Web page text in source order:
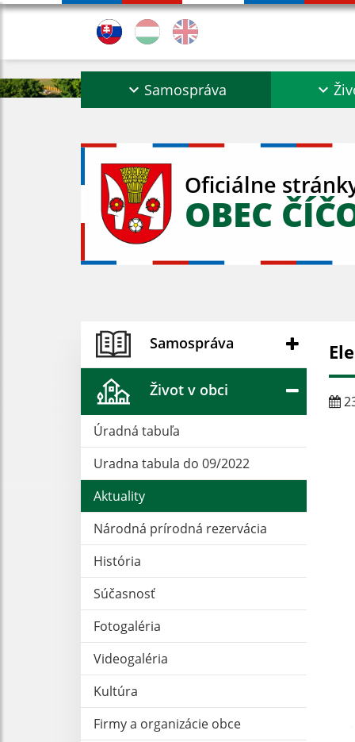
Samospráva
Oficiálne
OBEC
Samospráva
Život v obci
Úradná tabuľa
Uradna tabula do 09/2022
Aktuality
Národná prírodná rezervácia
História
Súčasnosť
Fotogaléria
Videogaléria
Kultúra
Firmy a organizácie obce